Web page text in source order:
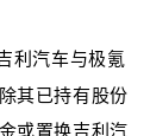
利汽车与极氪
其已持有股份
或置换吉利汽